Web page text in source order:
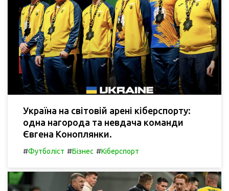
Україна на світовій арені кіберспорту:
одна нагорода та невдача команди
Євгена Коноплянки.
#Футболіст #Бізнес #Кіберспорт